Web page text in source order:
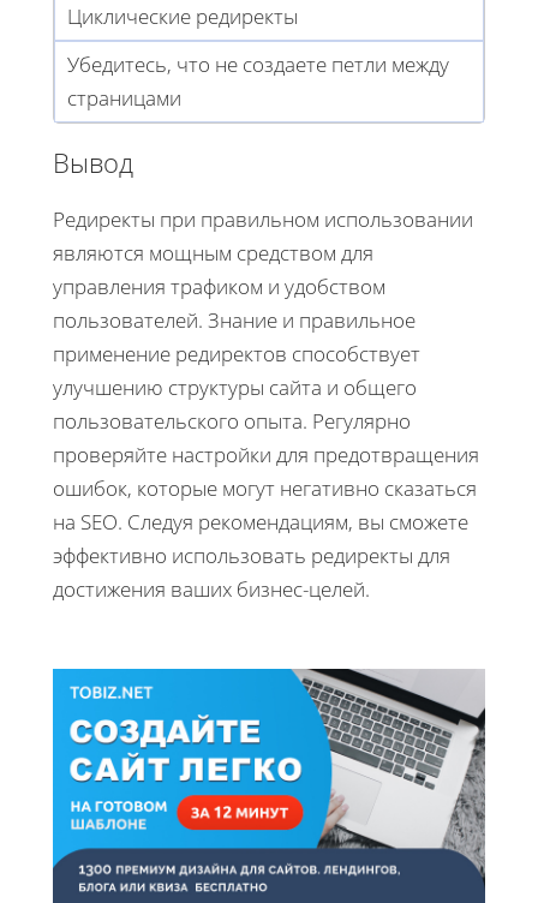
Циклические редиректы
Убедитесь, что не создаете петли между
страницами
Вывод
Редиректы при правильном использовании
являются мощным средством для
управления трафиком и удобством
пользователей. Знание и правильное
применение редиректов способствует
улучшению структуры сайта и общего
пользовательского опыта. Регулярно
проверяйте настройки для предотвращения
ошибок, которые могут негативно сказаться
на SEO. Следуя рекомендациям, вы сможете
эффективно использовать редиректы для
достижения ваших бизнес-целей.